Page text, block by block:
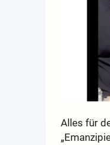
Alles für